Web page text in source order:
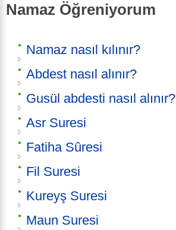
Namaz Öğreniyorum
Namaz nasıl kılınır?
Abdest nasıl alınır?
Gusül abdesti nasıl alınır?
Asr Suresi
Fatiha Sûresi
Fil Suresi
Kureyş Suresi
Maun Suresi